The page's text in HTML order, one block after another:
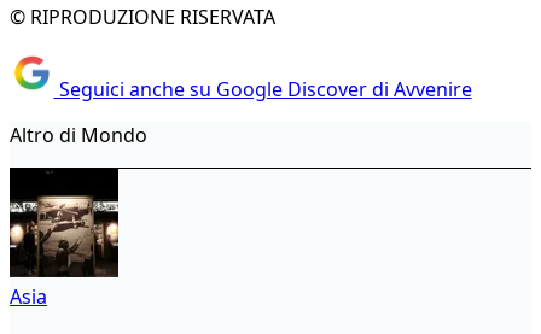
© RIPRODUZIONE RISERVATA
Seguici anche su Google Discover di Avvenire
Altro di Mondo
Asia